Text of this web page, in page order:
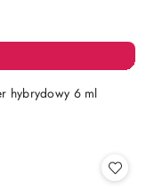
hybrydowy 6 ml